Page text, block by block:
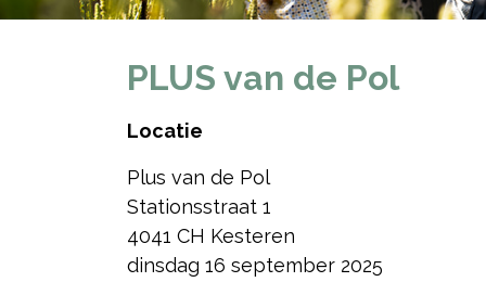
PLUS van de Pol
Locatie
Plus van de Pol
Stationsstraat 1
4041 CH Kesteren
dinsdag 16 september 2025